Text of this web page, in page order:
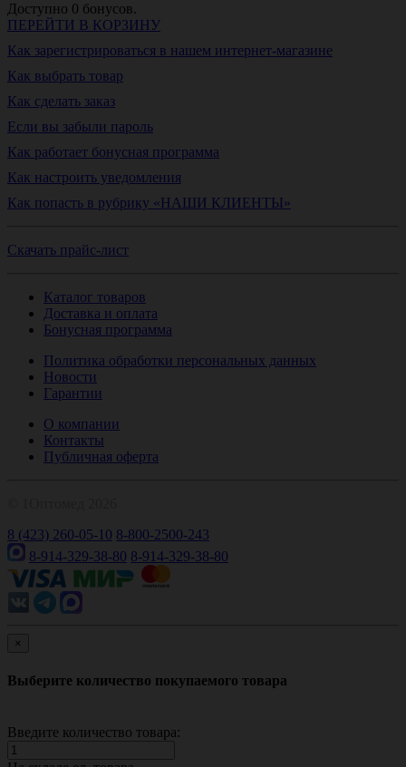
Доступно 0 бонусов.
ПЕРЕЙТИ В КОРЗИНУ
Как зарегистрироваться в нашем интернет-магазине
Как выбрать товар
Как сделать заказ
Если вы забыли пароль
Как работает бонусная программа
Как настроить уведомления
Как попасть в рубрику «НАШИ КЛИЕНТЫ»
Скачать прайс-лист
Каталог товаров
Доставка и оплата
Бонусная программа
Политика обработки персональных данных
Новости
Гарантии
О компании
Контакты
Публичная оферта
8 (423) 260-05-10 8-800-2500-243
8-914-329-38-80 8-914-329-38-80
×
Выберите количество покупаемого товара
Введите количество товара: